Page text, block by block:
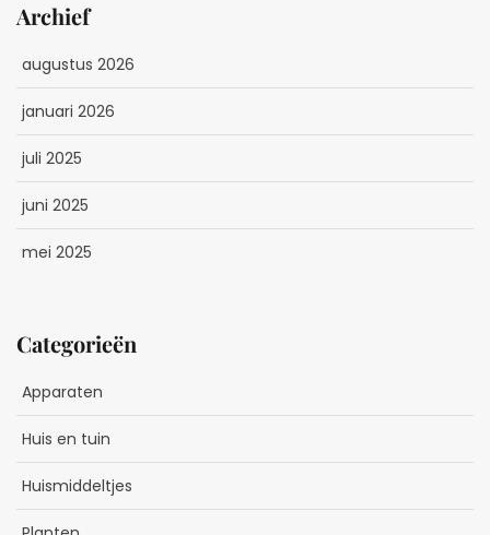
Archief
augustus 2026
januari 2026
juli 2025
juni 2025
mei 2025
Categorieën
Apparaten
Huis en tuin
Huismiddeltjes